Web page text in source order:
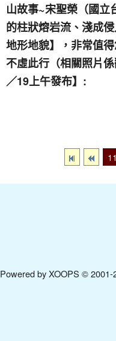
山故事~宋聖榮（國立
的柱狀熔岩流、淺成
地形地貌】，非常值
不虛此行（相關照片
／19上午發布】:
11
Powered by XOOPS © 2001-